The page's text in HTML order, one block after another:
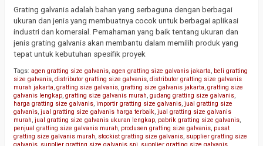
Grating galvanis adalah bahan yang serbaguna dengan berbagai
ukuran dan jenis yang membuatnya cocok untuk berbagai aplikasi
industri dan komersial. Pemahaman yang baik tentang ukuran dan
jenis grating galvanis akan membantu dalam memilih produk yang
tepat untuk kebutuhan spesifik proyek
Tags: agen gratting size galvanis, agen gratting size galvanis jakarta, beli gratting
size galvanis, distributor gratting size galvanis, distributor gratting size galvanis
murah jakarta, gratting size galvanis, gratting size galvanis jakarta, gratting size
galvanis lengkap, gratting size galvanis murah, gudang gratting size galvanis,
harga gratting size galvanis, importir gratting size galvanis, jual gratting size
galvanis, jual gratting size galvanis harga terbaik, jual gratting size galvanis
murah, jual gratting size galvanis ukuran lengkap, pabrik gratting size galvanis,
penjual gratting size galvanis murah, produsen gratting size galvanis, pusat
gratting size galvanis murah, stockist gratting size galvanis, supplier gratting size